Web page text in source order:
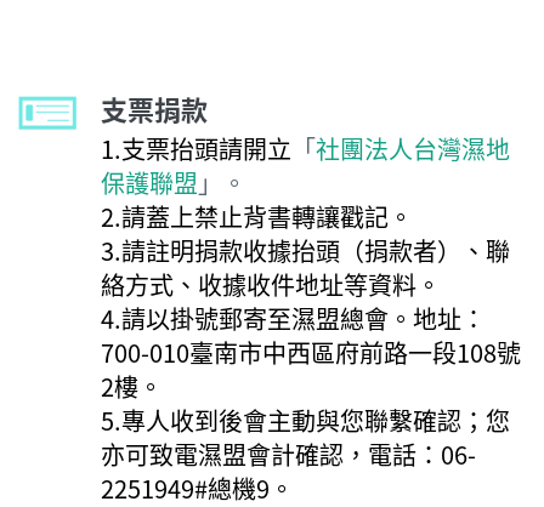
支票捐款
1.支票抬頭請開立 「社團法人台灣濕地
保護聯盟 」。
2.請蓋上禁止背書轉讓戳記。
3.請註明捐款收據抬頭（捐款者）、聯
絡方式、收據收件地址等資料。
4.請以掛號郵寄至濕盟總會。地址：
700-010臺南市中西區府前路一段108號
2樓。
5.專人收到後會主動與您聯繫確認；您
亦可致電濕盟會計確認，電話：06-
2251949#總機9。